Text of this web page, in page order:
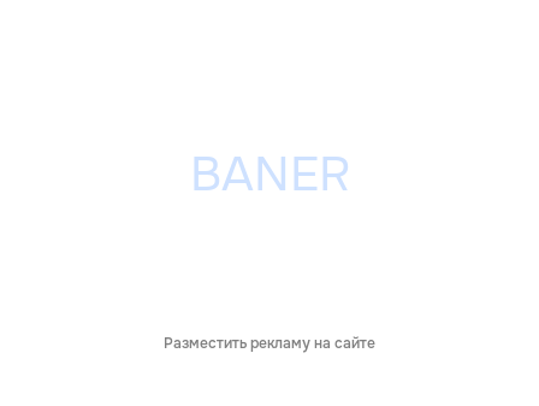
Разместить рекламу на сайте